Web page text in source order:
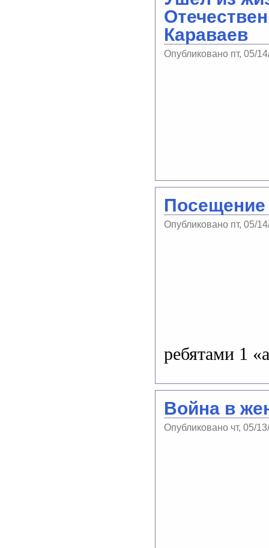
Караваев
Опубликовано пт, 05/
Опубликовано пт, 05/
ребятами 1
Война в
Опубликовано чт, 05/